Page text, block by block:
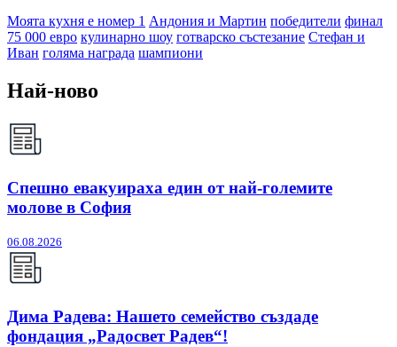
Моята кухня е номер 1 Андония и Мартин победители финал
75 000 евро кулинарно шоу готварско състезание Стефан и
Иван голяма награда шампиони
Най-ново
Спешно евакуираха един от най-големите
молове в София
06.08.2026
Дима Радева: Нашето семейство създаде
фондация „Радосвет Радев“!